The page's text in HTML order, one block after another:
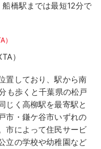
橋駅までは最短12分で
）
置しており、駅から南
も歩くと千葉県の松戸
じく高柳駅を最寄駅と
市・鎌ケ谷市いずれの
市によって住民サービ
立の学校や幼稚園など